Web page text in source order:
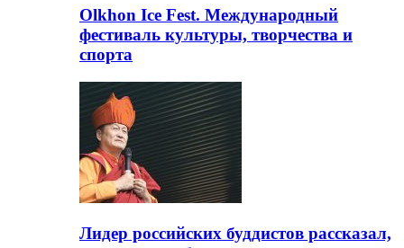
Olkhon Ice Fest. Международный
фестиваль культуры, творчества и
спорта
Лидер российских буддистов рассказал,